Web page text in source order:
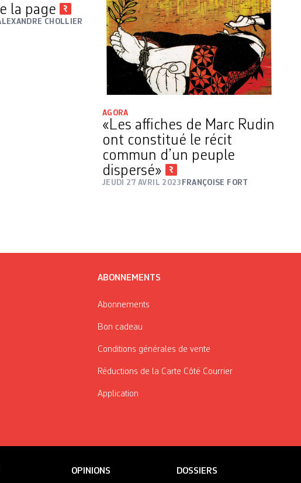
la page
CHOLLIER
AGORA
«Les affiches de Marc Rudin
ont constitué le récit
commun d’un peuple
dispersé»
JEUDI 27 AVRIL 2023 FRANÇOISE FORT
ABONNEMENTS
Abonnements
Bon cadeau
Conditions générales de vente
Réductions de la Carte Côté Courrier
Application
OPINIONS DOSSIERS